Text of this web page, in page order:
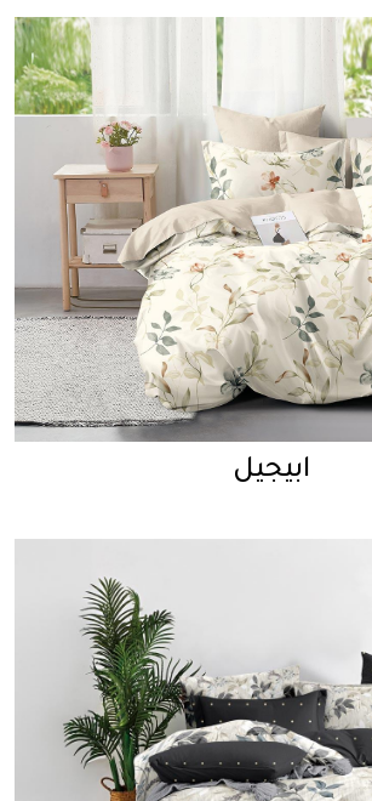
ابيجيل